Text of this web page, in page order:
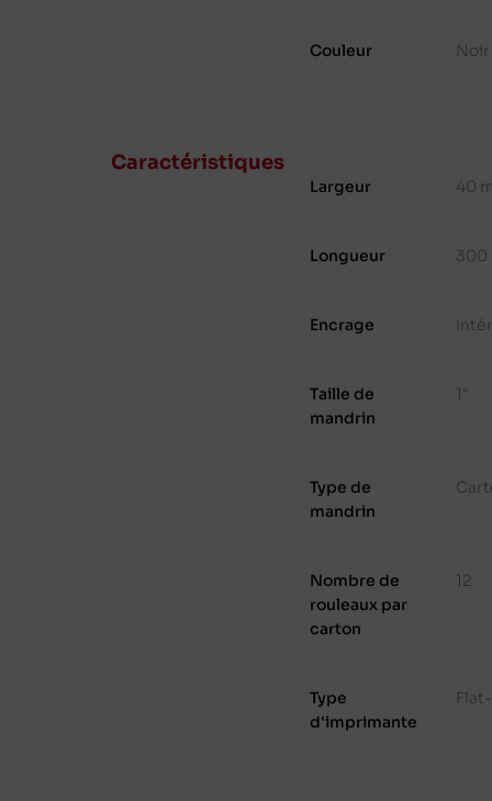
Couleur Noir
Caractéristiques
Largeur 40
Longueur 300
Encrage
Taille de
mandrin
1"
Type de
mandrin
Nombre de
rouleaux par
carton
12
Type
d'imprimante